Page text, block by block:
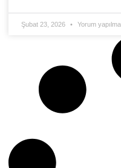
Şubat 23, 2026 Yorum